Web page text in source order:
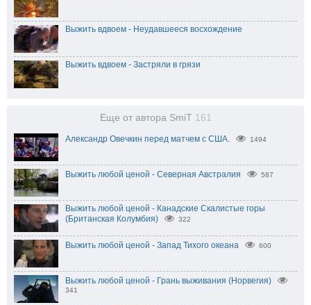
Выжить вдвоем - Неудавшееся восхождение
Выжить вдвоем - Застряли в грязи
Еще от автора SmiT 161
Александр Овечкин перед матчем с США. 1494
Выжить любой ценой - Северная Австралия 587
Выжить любой ценой - Канадские Скалистые горы
(Британская Колумбия)
322
Выжить любой ценой - Запад Тихого океана 600
Выжить любой ценой - Грань выживания (Норвегия)
341